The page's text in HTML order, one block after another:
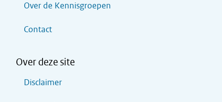
Over de Kennisgroepen
Contact
Over deze site
Disclaimer